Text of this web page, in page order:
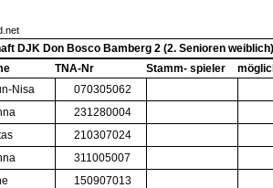
DJK Don Bosco Bamberg 2 (2. Senioren weiblich)
TNA-Nr Stamm- spieler
Nisa
070305062
231280004
210307024
311005007
150907013